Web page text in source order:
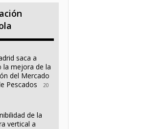
saca a
la mejora de la
del Mercado
Pescados
20
de la
vertical a